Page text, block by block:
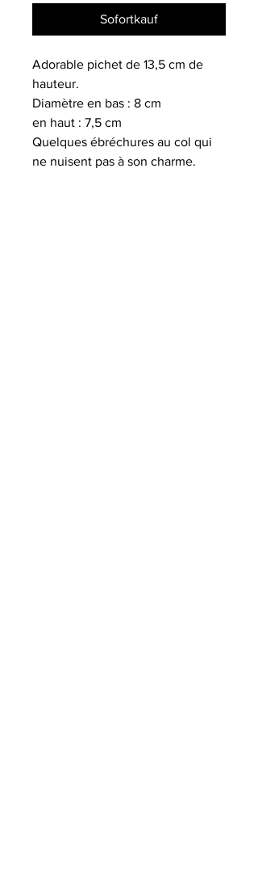
Sofortkauf
Adorable pichet de 13,5 cm de
hauteur.
Diamètre en bas : 8 cm
en haut : 7,5 cm
Quelques ébréchures au col qui
ne nuisent pas à son charme.